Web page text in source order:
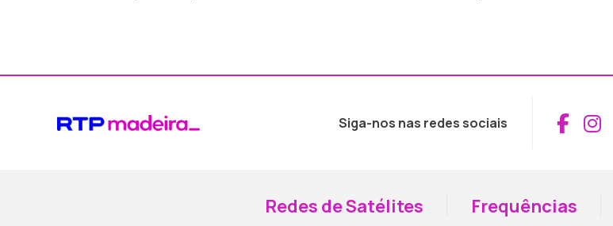
Siga-nos nas redes sociais
Redes de Satélites Frequências